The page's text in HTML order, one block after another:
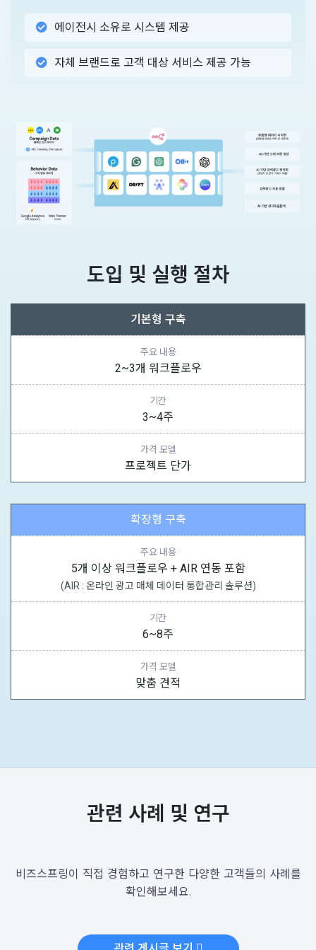
에이전시 소유로 시스템 제공
자체 브랜드로 고객 대상 서비스 제공 가능
도입 및 실행 절차
기본형 구축
주요 내용
2~3개 워크플로우
기간
3~4주
가격 모델
프로젝트 단가
확장형 구축
주요 내용
5개 이상 워크플로우 + AIR 연동 포함
(AIR : 온라인 광고 매체 데이터 통합관리 솔루션)
기간
6~8주
가격 모델
맞춤 견적
관련 사례 및 연구
비즈스프링이 직접 경험하고 연구한 다양한 고객들의 사례를
확인해보세요.